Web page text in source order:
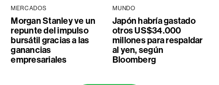
MERCADOS
Morgan Stanley ve un
repunte del impulso
bursátil gracias a las
ganancias
empresariales
MUNDO
Japón habría gastado
otros US$34.000
millones para respaldar
al yen, según
Bloomberg